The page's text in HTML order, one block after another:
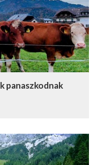
panaszkodnak